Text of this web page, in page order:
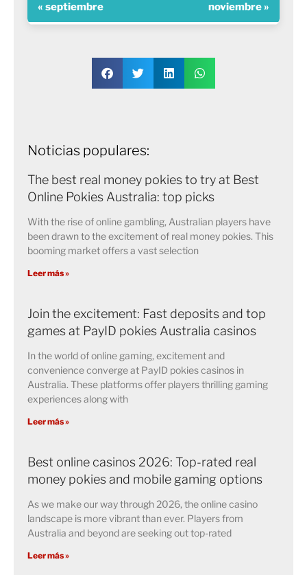
« septiembre noviembre »
Noticias populares:
The best real money pokies to try at Best
Online Pokies Australia: top picks
With the rise of online gambling, Australian players have
been drawn to the excitement of real money pokies. This
booming market offers a vast selection
Leer más »
Join the excitement: Fast deposits and top
games at PayID pokies Australia casinos
In the world of online gaming, excitement and
convenience converge at PayID pokies casinos in
Australia. These platforms offer players thrilling gaming
experiences along with
Leer más »
Best online casinos 2026: Top-rated real
money pokies and mobile gaming options
As we make our way through 2026, the online casino
landscape is more vibrant than ever. Players from
Australia and beyond are seeking out top-rated
Leer más »